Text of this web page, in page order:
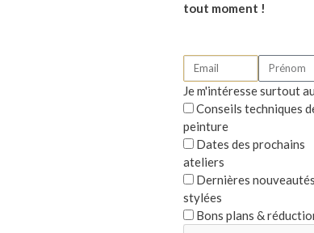
A l’automne, on aime
châtaignes, pommes de pin,
un peu comme les écureuils
Cette saison automnale est
de jolis bouquets de
coupées. En été, les épis de
pas si variées. En hiver enfin,
formes étonnantes, mais il fait
qu’on peut trouver les plus
tout moment !
Je m'intéresse surtout
Conseils techniques
peinture
Dates des prochains
ateliers
Dernières nouveautés
stylées
Bons plans &